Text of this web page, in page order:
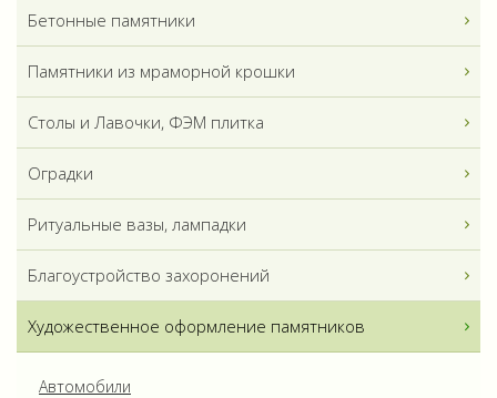
Бетонные памятники
Памятники из мраморной крошки
Столы и Лавочки, ФЭМ плитка
Оградки
Ритуальные вазы, лампадки
Благоустройство захоронений
Художественное оформление памятников
Автомобили